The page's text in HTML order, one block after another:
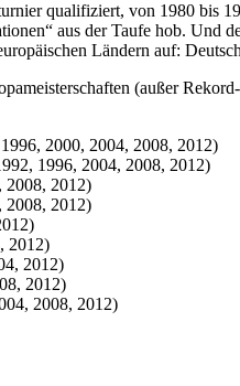
qualifiziert, von 1980 bis
aus der Taufe hob. Und
Ländern auf:
(außer
2000, 2004, 2008, 2012)
1996, 2004, 2008, 2012)
2008, 2012)
2008, 2012)
2012)
2012)
2012)
2008, 2012)